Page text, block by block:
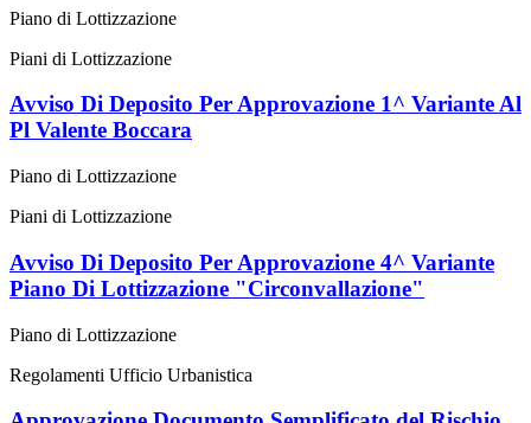
Piano di Lottizzazione
Piani di Lottizzazione
Avviso Di Deposito Per Approvazione 1^ Variante Al
Pl Valente Boccara
Piano di Lottizzazione
Piani di Lottizzazione
Avviso Di Deposito Per Approvazione 4^ Variante
Piano Di Lottizzazione "Circonvallazione"
Piano di Lottizzazione
Regolamenti Ufficio Urbanistica